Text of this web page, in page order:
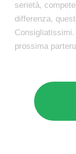
serietà,
differenza,
prossima